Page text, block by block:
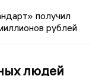
получил
рублей
людей